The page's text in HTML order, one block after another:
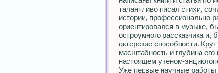
талантливо писал стихи,
истории, профессионально
ориентировался в музыке,
остроумного рассказчика
актерские способности.
масштабность и глубина его
настоящем ученом-
Уже первые научные